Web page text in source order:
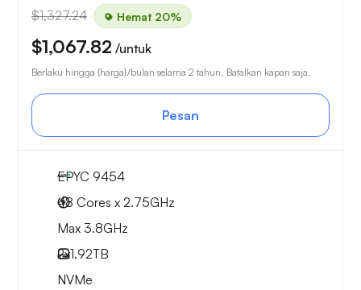
$1,327.24 Hemat 20%
$1,067.82 /untuk
Berlaku hingga {harga}/bulan selama 2 tahun. Batalkan kapan saja.
Pesan
EPYC 9454
48 Cores x 2.75GHz
Max 3.8GHz
2x1.92TB
NVMe